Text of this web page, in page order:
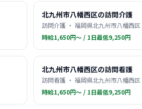
北九州市八幡西区の訪問介護
訪問介護 ・ 福岡県北九州市八幡西区
時給1,650円〜 / 1日最低9,250円
北九州市八幡西区の訪問看護
訪問看護 ・ 福岡県北九州市八幡西区
時給1,650円〜 / 1日最低9,250円